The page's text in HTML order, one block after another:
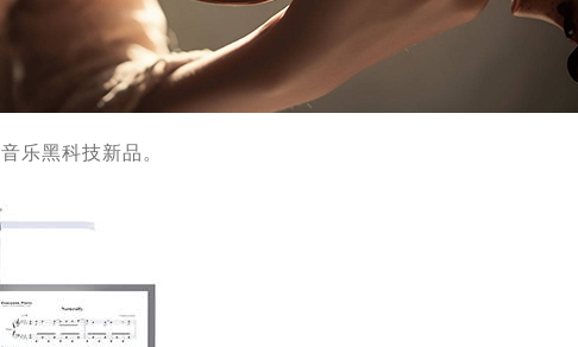
音乐黑科技新品。